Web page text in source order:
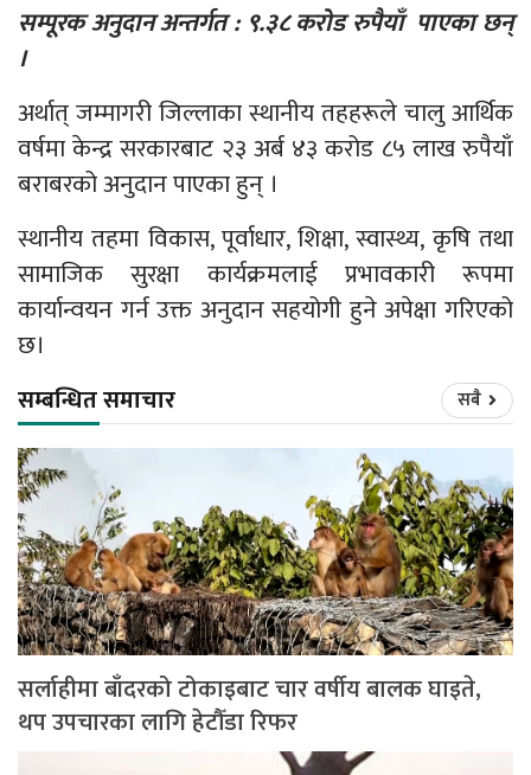
सम्पूरक अनुदान अन्तर्गत : ९.३८ करोड रुपैयाँ पाएका छन्
।
अर्थात् जम्मागरी जिल्लाका स्थानीय तहहरूले चालु आर्थिक
वर्षमा केन्द्र सरकारबाट २३ अर्ब ४३ करोड ८५ लाख रुपैयाँ
बराबरको अनुदान पाएका हुन् ।
स्थानीय तहमा विकास, पूर्वाधार, शिक्षा, स्वास्थ्य, कृषि तथा
सामाजिक सुरक्षा कार्यक्रमलाई प्रभावकारी रूपमा
कार्यान्वयन गर्न उक्त अनुदान सहयोगी हुने अपेक्षा गरिएको
छ।
सम्बन्धित समाचार सबै
सर्लाहीमा बाँदरको टोकाइबाट चार वर्षीय बालक घाइते,
थप उपचारका लागि हेटौँडा रिफर